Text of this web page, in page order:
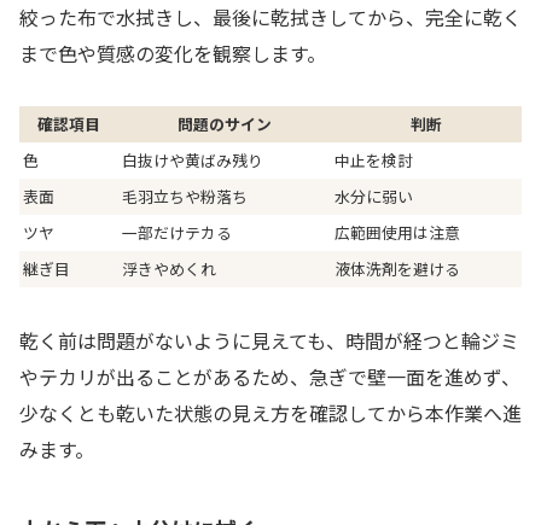
絞った布で水拭きし、最後に乾拭きしてから、完全に乾く
まで色や質感の変化を観察します。
確認項目 問題のサイン
判断
色
白抜けや黄ばみ残り
中止を検討
表面
毛羽立ちや粉落ち
水分に弱い
ツヤ
一部だけテカる
広範囲使用は注意
継ぎ目
浮きやめくれ 液体洗剤を避ける
乾く前は問題がないように見えても、時間が経つと輪ジミ
やテカリが出ることがあるため、急ぎで壁一面を進めず、
少なくとも乾いた状態の見え方を確認してから本作業へ進
みます。